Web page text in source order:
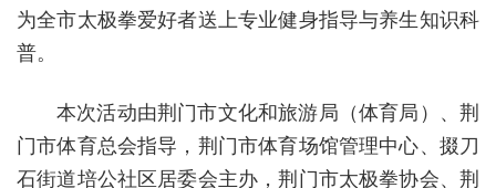
为全市太极拳爱好者送上专业健身指导与养生知识科
普。
本次活动由荆门市文化和旅游局（体育局）、荆
门市体育总会指导，荆门市体育场馆管理中心、掇刀
石街道培公社区居委会主办，荆门市太极拳协会、荆